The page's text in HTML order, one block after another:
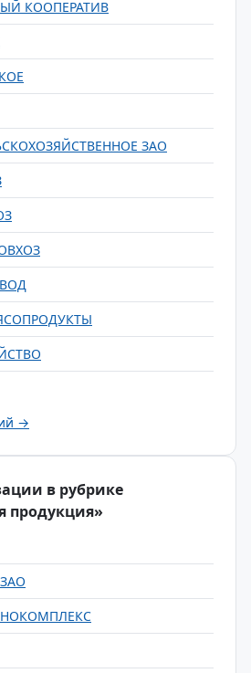
КООПЕРАТИВ
ЗАО
→
в рубрике
продукция»